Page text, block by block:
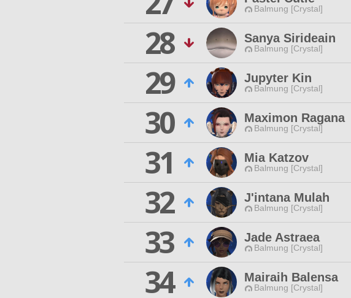
Balmung [Crystal]
28
Sanya Sirideain
Balmung [Crystal]
29
Jupyter Kin
Balmung [Crystal]
30
Maximon Ragana
Balmung [Crystal]
31
Mia Katzov
Balmung [Crystal]
32
J'intana Mulah
Balmung [Crystal]
33
Jade Astraea
Balmung [Crystal]
34
Mairaih Balensa
Balmung [Crystal]